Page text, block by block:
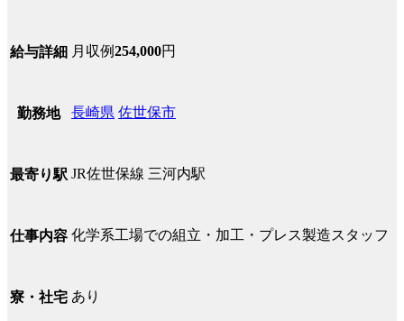
給与詳細 月収例254,000円
勤務地 長崎県 佐世保市
最寄り駅 JR佐世保線 三河内駅
仕事内容 化学系工場での組立・加工・プレス製造スタッフ
寮・社宅 あり